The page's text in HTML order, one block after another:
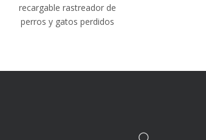
recargable rastreador de
perros y gatos perdidos